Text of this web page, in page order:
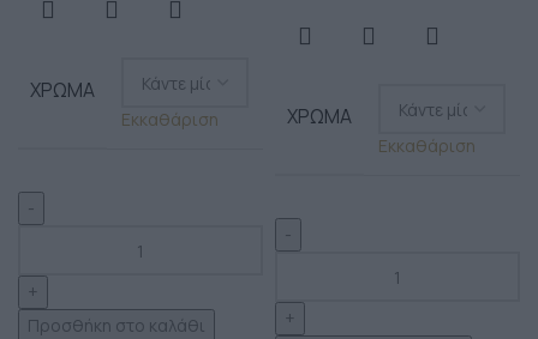
ΧΡΏΜΑ
Εκκαθάριση
Προσθήκη στο καλάθι
ΧΡΏΜΑ
Εκκαθάριση